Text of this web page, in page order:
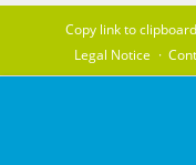
Copy link to clipboard
Legal Notice